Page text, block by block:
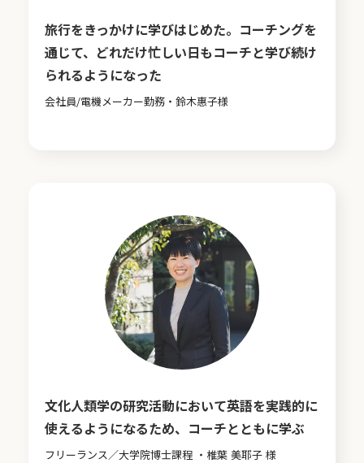
旅行をきっかけに学びはじめた。コーチングを
通じて、どれだけ忙しい日もコーチと学び続け
られるようになった
会社員/電機メーカー勤務・鈴木惠子様
文化人類学の研究活動において英語を実践的に
使えるようになるため、コーチとともに学ぶ
フリーランス／大学院博士課程 ・椎葉 美耶子 様